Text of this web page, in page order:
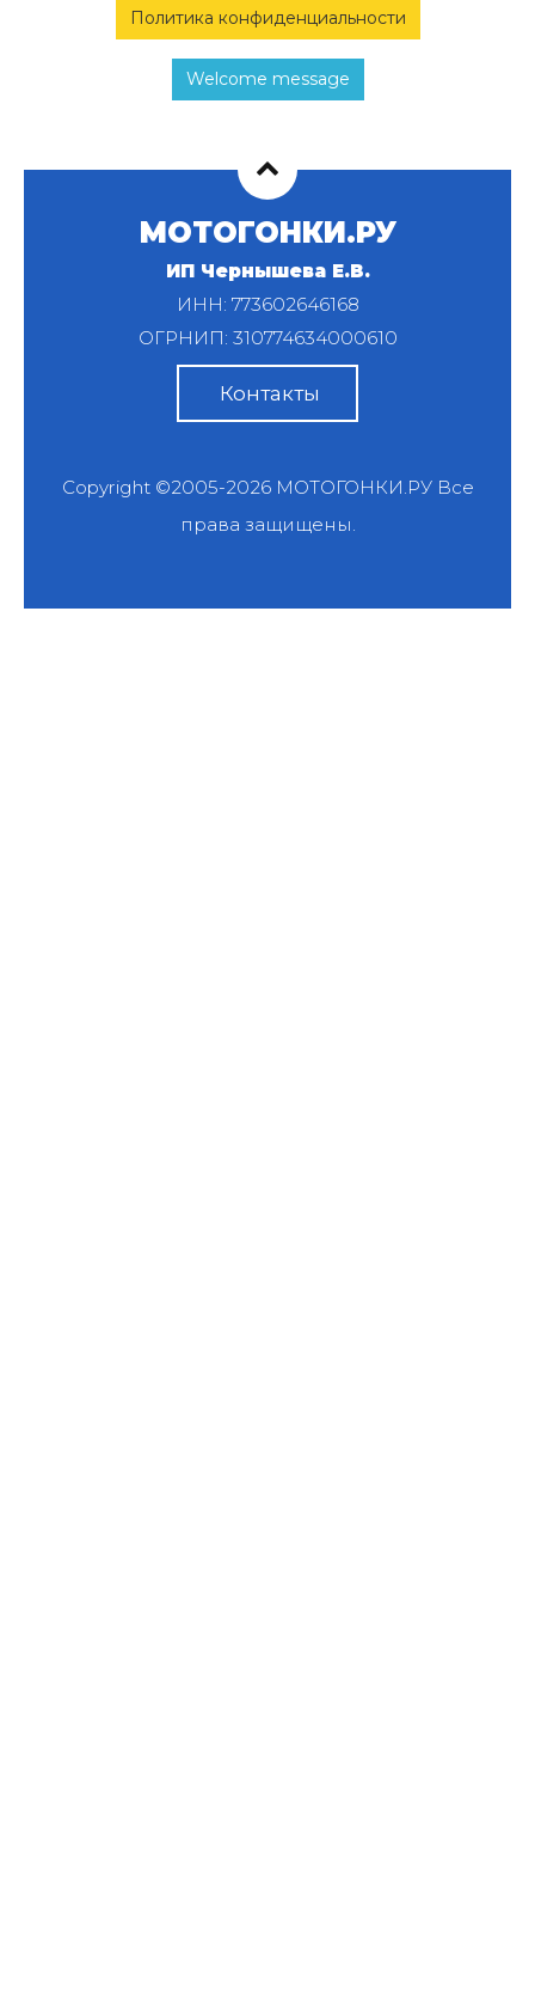
Политика конфиденциальности
Welcome message
МОТОГОНКИ.РУ
ИП Чернышева Е.В.
ИНН: 773602646168
ОГРНИП: 310774634000610
Контакты
Copyright ©2005-2026 МОТОГОНКИ.РУВсе
права защищены.